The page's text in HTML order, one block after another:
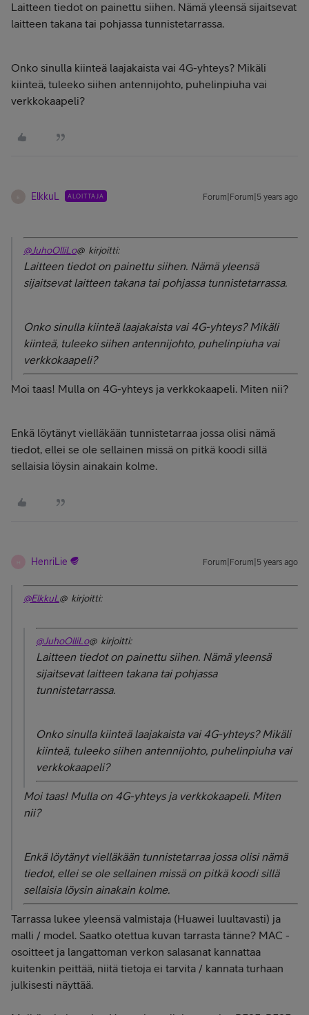
Laitteen tiedot on painettu siihen. Nämä yleensä sijaitsevat
laitteen takana tai pohjassa tunnistetarrassa.
Onko sinulla kiinteä laajakaista vai 4G-yhteys? Mikäli
kiinteä, tuleeko siihen antennijohto, puhelinpiuha vai
verkkokaapeli?
ElkkuL ALOITTAJA Forum|Forum|5 years ago
@JuhoOlliLo@ kirjoitti:
Laitteen tiedot on painettu siihen. Nämä yleensä
sijaitsevat laitteen takana tai pohjassa tunnistetarrassa.
Onko sinulla kiinteä laajakaista vai 4G-yhteys? Mikäli
kiinteä, tuleeko siihen antennijohto, puhelinpiuha vai
verkkokaapeli?
Moi taas! Mulla on 4G-yhteys ja verkkokaapeli. Miten nii?
Enkä löytänyt vielläkään tunnistetarraa jossa olisi nämä
tiedot, ellei se ole sellainen missä on pitkä koodi sillä
sellaisia löysin ainakain kolme.
HenriLie Forum|Forum|5 years ago
@ElkkuL @ kirjoitti:
@JuhoOlliLo@ kirjoitti:
Laitteen tiedot on painettu siihen. Nämä yleensä
sijaitsevat laitteen takana tai pohjassa
tunnistetarrassa.
Onko sinulla kiinteä laajakaista vai 4G-yhteys? Mikäli
kiinteä, tuleeko siihen antennijohto, puhelinpiuha vai
verkkokaapeli?
Moi taas! Mulla on 4G-yhteys ja verkkokaapeli. Miten
nii?
Enkä löytänyt vielläkään tunnistetarraa jossa olisi nämä
tiedot, ellei se ole sellainen missä on pitkä koodi sillä
sellaisia löysin ainakain kolme.
Tarrassa lukee yleensä valmistaja (Huawei luultavasti) ja
malli / model. Saatko otettua kuvan tarrasta tänne? MAC -
osoitteet ja langattoman verkon salasanat kannattaa
kuitenkin peittää, niitä tietoja ei tarvita / kannata turhaan
julkisesti näyttää.